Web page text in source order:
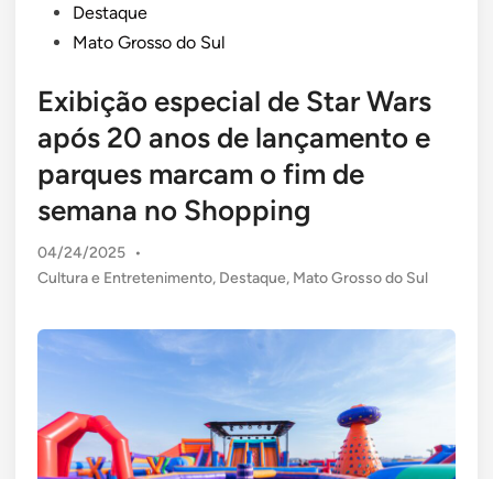
Destaque
Mato Grosso do Sul
Exibição especial de Star Wars
após 20 anos de lançamento e
parques marcam o fim de
semana no Shopping
04/24/2025 •
Posted
Cultura e Entretenimento, Destaque, Mato Grosso do Sul